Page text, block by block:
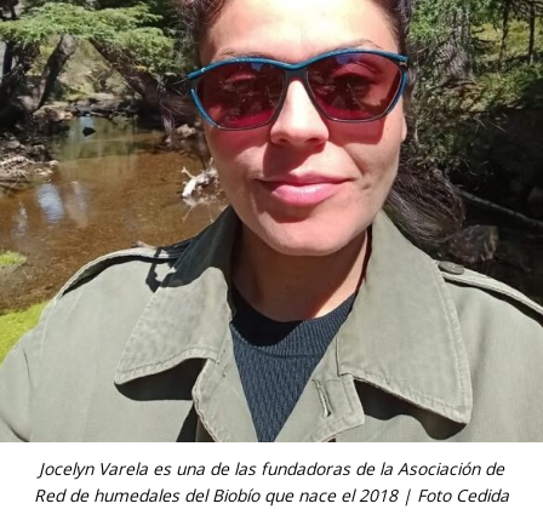
Jocelyn Varela es una de las fundadoras de la Asociación de
Red de humedales del Biobío que nace el 2018 | Foto Cedida